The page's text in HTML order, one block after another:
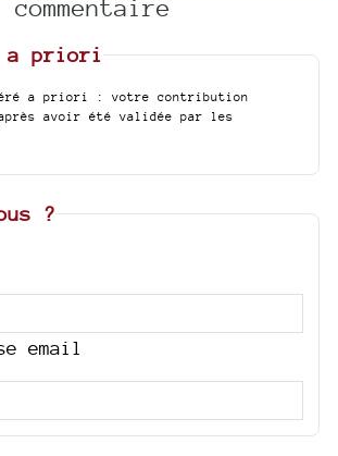
a priori
a priori : votre contribution
avoir été validée par les
?
email